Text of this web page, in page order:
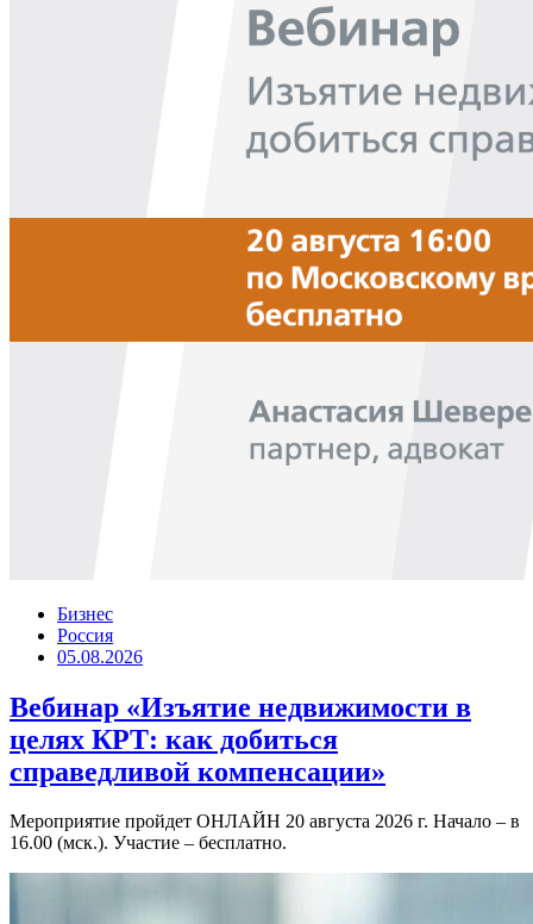
Бизнес
Россия
05.08.2026
Вебинар «Изъятие недвижимости в
целях КРТ: как добиться
справедливой компенсации»
Мероприятие пройдет ОНЛАЙН 20 августа 2026 г. Начало – в
16.00 (мск.). Участие – бесплатно.